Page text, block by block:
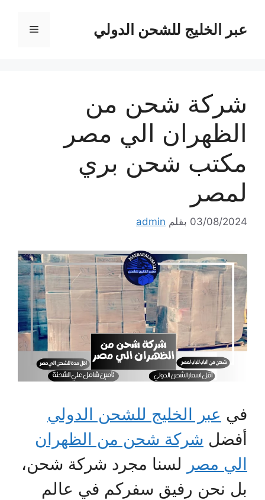
المحتوىعبر الخليج للشحن الدولي القائمة
شركة شحن من
الظهران الي مصر
مكتب شحن بري
لمصر
03/08/2024 بقلم admin
في عبر الخليج للشحن الدولي
أفضل شركة شحن من الظهران
الي مصر لسنا مجرد شركة شحن،
بل نحن رفيق سفركم في عالم